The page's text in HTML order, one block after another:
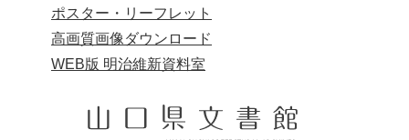
ポスター・リーフレット
高画質画像ダウンロード
WEB版 明治維新資料室